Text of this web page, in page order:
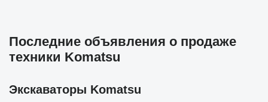
Последние объявления о продаже
техники Komatsu
Экскаваторы Komatsu